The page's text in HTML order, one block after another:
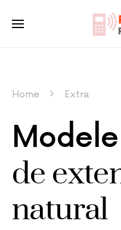
Home Extra
de
natural